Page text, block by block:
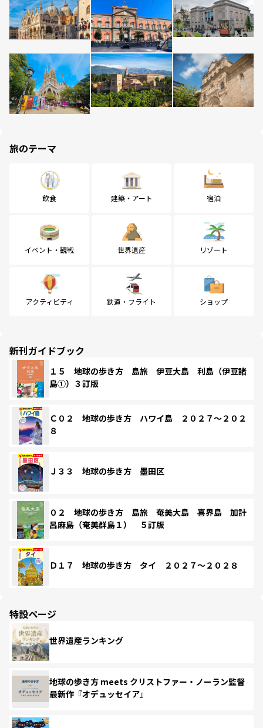
旅のテーマ
飲食 建築・アート 宿泊
イベント・観戦 世界遺産 リゾート
アクティビティ 鉄道・フライト ショップ
新刊ガイドブック
１５ 地球の歩き方 島旅 伊豆大島 利島（伊豆諸
島①）３訂版
Ｃ０２ 地球の歩き方 ハワイ島 ２０２７～２０２
８
Ｊ３３ 地球の歩き方 墨田区
０２ 地球の歩き方 島旅 奄美大島 喜界島 加計
呂麻島（奄美群島１） ５訂版
Ｄ１７ 地球の歩き方 タイ ２０２７～２０２８
特設ページ
世界遺産ランキング
地球の歩き方 meets クリストファー・ノーラン監督
最新作『オデュッセイア』